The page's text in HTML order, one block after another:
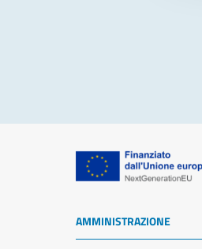
AMMINISTRAZIONE